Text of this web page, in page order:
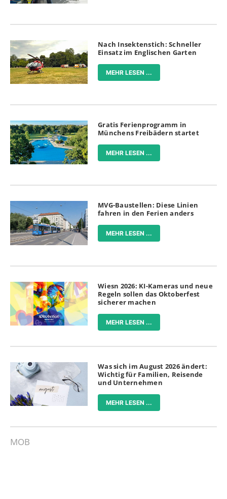
Nach Insektenstich: Schneller
Einsatz im Englischen Garten
MEHR LESEN ...
Gratis Ferienprogramm in
Münchens Freibädern startet
MEHR LESEN ...
MVG-Baustellen: Diese Linien
fahren in den Ferien anders
MEHR LESEN ...
Wiesn 2026: KI-Kameras und neue
Regeln sollen das Oktoberfest
sicherer machen
MEHR LESEN ...
Was sich im August 2026 ändert:
Wichtig für Familien, Reisende
und Unternehmen
MEHR LESEN ...
MOB